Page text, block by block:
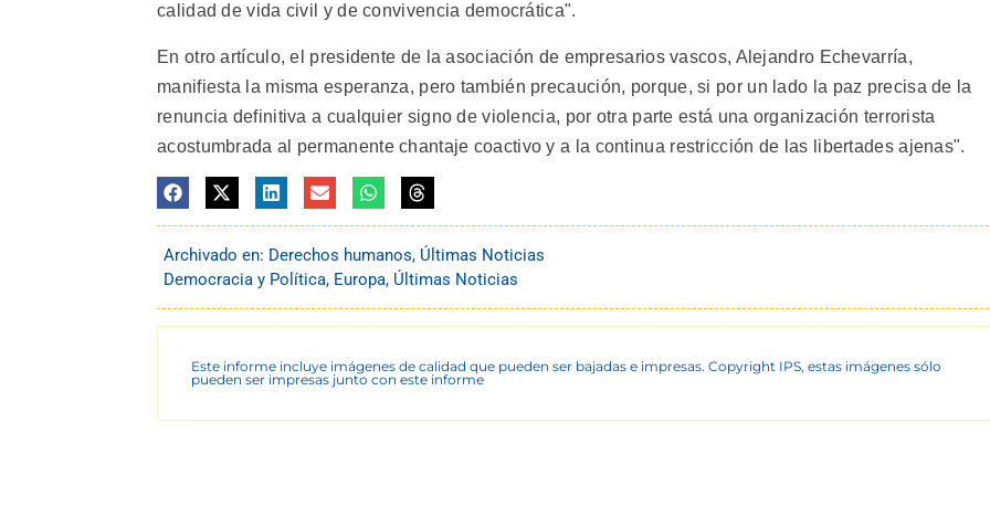
calidad de vida civil y de convivencia democrática".
En otro artículo, el presidente de la asociación de empresarios vascos, Alejandro Echevarría,
manifiesta la misma esperanza, pero también precaución, porque, si por un lado la paz precisa de la
renuncia definitiva a cualquier signo de violencia, por otra parte está una organización terrorista
acostumbrada al permanente chantaje coactivo y a la continua restricción de las libertades ajenas".
Archivado en: Derechos humanos, Últimas Noticias
Democracia y Política, Europa, Últimas Noticias
Este informe incluye imágenes de calidad que pueden ser bajadas e impresas. Copyright IPS, estas imágenes sólo
pueden ser impresas junto con este informe